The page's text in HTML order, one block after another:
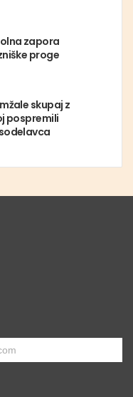
zapora
proge
skupaj z
pospremili